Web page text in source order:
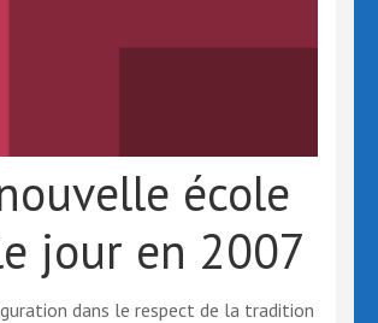
école
jour en 2007
dans le respect de la tradition